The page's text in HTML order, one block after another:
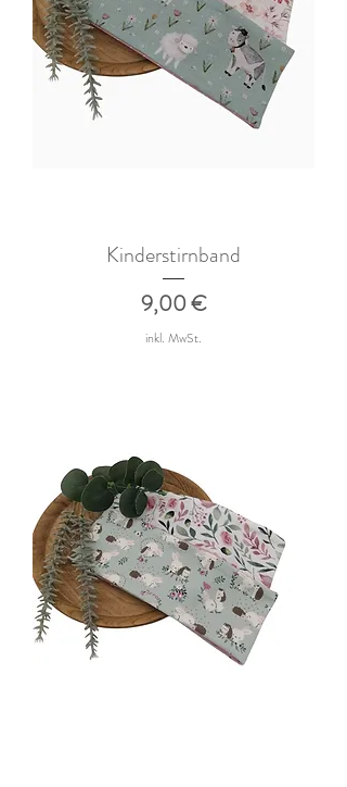
Kinderstirnband
Preis
9,00 €
inkl. MwSt.